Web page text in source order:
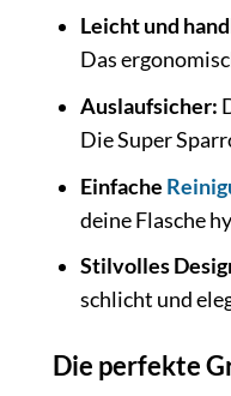
Leicht und
Das
Auslaufsicher:
Die Super
Einfache
deine Flasche
Stilvolles
schlicht und
Die perfekte